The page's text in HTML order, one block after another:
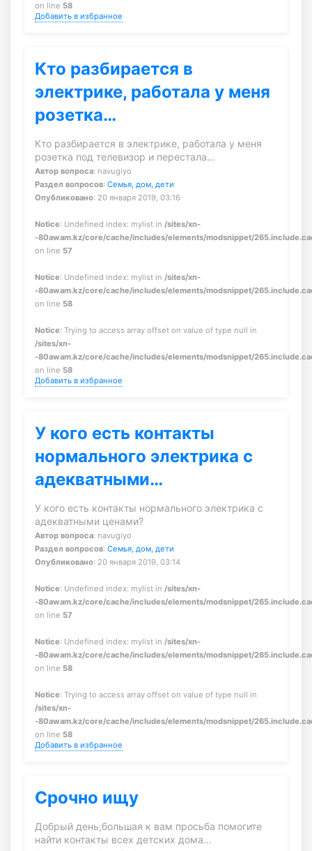
on line 58
Добавить в избранное
Кто разбирается в
электрике, работала у меня
розетка…
Кто разбирается в электрике, работала у меня
розетка под телевизор и перестала…
Автор вопроса: navugiyo
Раздел вопросов: Семья, дом, дети
Опубликовано: 20 января 2019, 03:16
Notice: Undefined index: mylist in /sites/xn-
-80awam.kz/core/cache/includes/elements/modsnippet/
on line 57
Notice: Undefined index: mylist in /sites/xn-
-80awam.kz/core/cache/includes/elements/modsnippet/
on line 58
Notice: Trying to access array offset on value of type null in
/sites/xn-
-80awam.kz/core/cache/includes/elements/modsnippet/
on line 58
Добавить в избранное
У кого есть контакты
нормального электрика с
адекватными…
У кого есть контакты нормального электрика с
адекватными ценами?
Автор вопроса: navugiyo
Раздел вопросов: Семья, дом, дети
Опубликовано: 20 января 2019, 03:14
Notice: Undefined index: mylist in /sites/xn-
-80awam.kz/core/cache/includes/elements/modsnippet/
on line 57
Notice: Undefined index: mylist in /sites/xn-
-80awam.kz/core/cache/includes/elements/modsnippet/
on line 58
Notice: Trying to access array offset on value of type null in
/sites/xn-
-80awam.kz/core/cache/includes/elements/modsnippet/
on line 58
Добавить в избранное
Срочно ищу
Добрый день,большая к вам просьба помогите
найти контакты всех детских дома…